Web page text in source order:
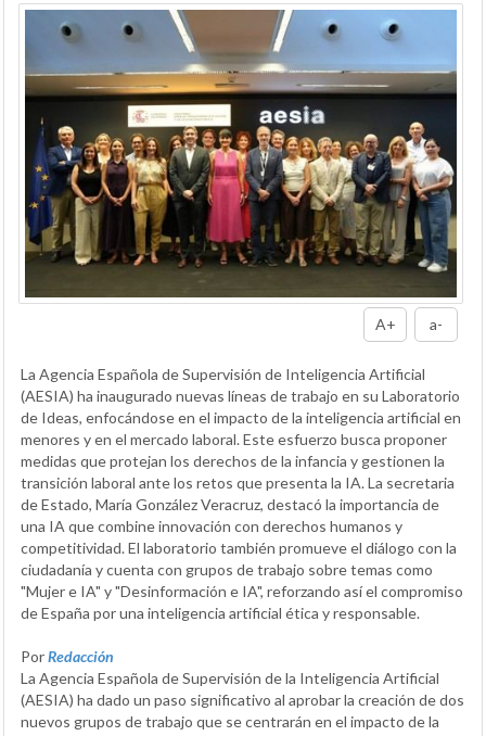
A+ a-
La Agencia Española de Supervisión de Inteligencia Artificial
(AESIA) ha inaugurado nuevas líneas de trabajo en su Laboratorio
de Ideas, enfocándose en el impacto de la inteligencia artificial en
menores y en el mercado laboral. Este esfuerzo busca proponer
medidas que protejan los derechos de la infancia y gestionen la
transición laboral ante los retos que presenta la IA. La secretaria
de Estado, María González Veracruz, destacó la importancia de
una IA que combine innovación con derechos humanos y
competitividad. El laboratorio también promueve el diálogo con la
ciudadanía y cuenta con grupos de trabajo sobre temas como
"Mujer e IA" y "Desinformación e IA", reforzando así el compromiso
de España por una inteligencia artificial ética y responsable.
PorRedacción
La Agencia Española de Supervisión de la Inteligencia Artificial
(AESIA) ha dado un paso significativo al aprobar la creación de dos
nuevos grupos de trabajo que se centrarán en el impacto de la